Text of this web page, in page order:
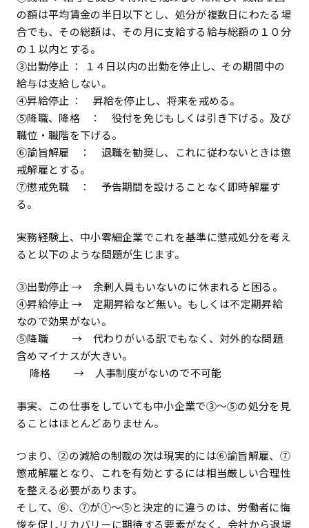
の額は平均賃金の半日以下とし、処分が複数日にわたる場
合でも、その総額は、その月に支給する給与総額の１０分
の１以内とする。
③出勤停止 ： １４日以内の出勤を停止し、その期間中の
給与は支給しない。
④昇給停止 ： 昇給を停止し、将来を戒める。
⑤降職、降格 ： 役付を免じもしくは引き下げる。及び
職位・職階を下げる。
⑥諭旨解雇 ： 退職を勧奨し、これに従わないときは懲
戒解雇とする。
⑦懲戒免職 ： 予告期間を設けることなく即時解雇す
る。
実務経験上、中小零細企業でこれを基準に懲戒処分を考え
ると以下のような問題が生じます。
③出勤停止 → 余剰人員もいないのに休まれると困る。
④昇給停止 → 定期昇給など無い。もしくは不定期昇給
なので効果がない。
⑤降職 → 代わりがいる訳でもなく、対外的な問題
含めマイナスが大きい。
降格 → 人事制度がないので不可能
事実、この仕事をしていても中小企業で③～⑤の処分を見
ることはほとんどありません。
つまり、②の減給の制裁の次は現実的には⑥諭旨解雇、⑦
懲戒解雇となり、これを有効とするには相当厳しい合理性
を整える必要があります。
そして、⑥、⑦が①～⑤と決定的に違うのは、労働者に悔
悛を促しリカバリーに期待する要素がなく、会社から退場